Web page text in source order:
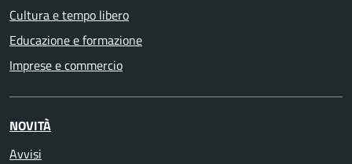
Cultura e tempo libero
Educazione e formazione
Imprese e commercio
NOVITÀ
Avvisi